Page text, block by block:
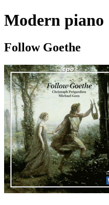
Modern piano
Follow Goethe